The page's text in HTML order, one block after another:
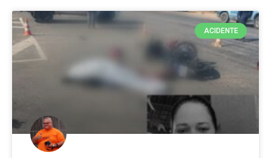
ACIDENTE